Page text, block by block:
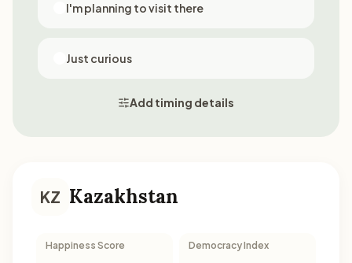
I'm planning to visit there
Just curious
Add timing details
KZ Kazakhstan
Happiness Score Democracy Index